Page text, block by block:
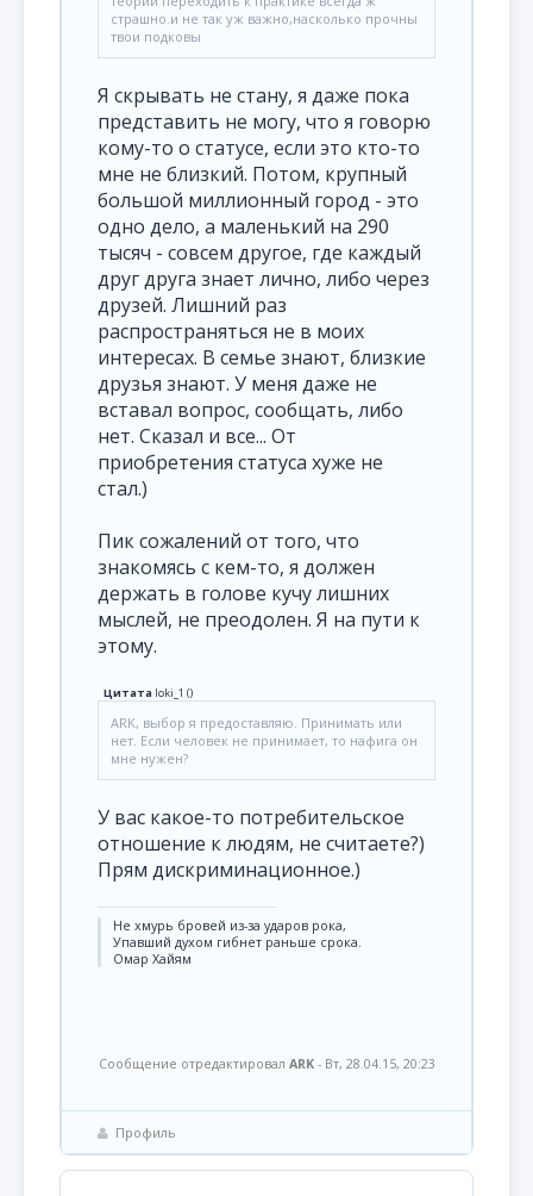
страшно.и не так уж важно,насколько прочны
твои подковы
Я скрывать не стану, я даже пока
представить не могу, что я говорю
кому-то о статусе, если это кто-то
мне не близкий. Потом, крупный
большой миллионный город - это
одно дело, а маленький на 290
тысяч - совсем другое, где каждый
друг друга знает лично, либо через
друзей. Лишний раз
распространяться не в моих
интересах. В семье знают, близкие
друзья знают. У меня даже не
вставал вопрос, сообщать, либо
нет. Сказал и все... От
приобретения статуса хуже не
стал.)
Пик сожалений от того, что
знакомясь с кем-то, я должен
держать в голове кучу лишних
мыслей, не преодолен. Я на пути к
этому.
Цитата loki_1 ()
ARK, выбор я предоставляю. Принимать или
нет. Если человек не принимает, то нафига он
мне нужен?
У вас какое-то потребительское
отношение к людям, не считаете?)
Прям дискриминационное.)
Не хмурь бровей из-за ударов рока,
Упавший духом гибнет раньше срока.
Омар Хайям
Сообщение отредактировал ARK - Вт, 28.04.15, 20:23
Профиль